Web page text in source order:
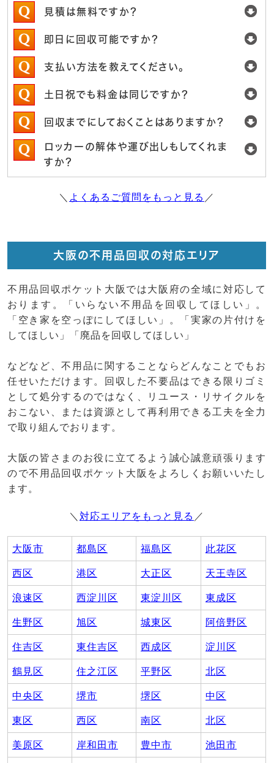
見積は無料ですか？
即日に回収可能ですか？
支払い方法を教えてください。
土日祝でも料金は同じですか？
回収までにしておくことはありますか？
ロッカーの解体や運び出しもしてくれま
すか？
＼ よくあるご質問をもっと見る ／
大阪の不用品回収の対応エリア
不用品回収ポケット大阪では大阪府の全域に対応して
おります。「いらない不用品を回収してほしい」。
「空き家を空っぽにしてほしい」。「実家の片付けを
してほしい」「廃品を回収してほしい」
などなど、不用品に関することならどんなことでもお
任せいただけます。回収した不要品はできる限りゴミ
として処分するのではなく、リユース・リサイクルを
おこない、または資源として再利用できる工夫を全力
で取り組んでおります。
大阪の皆さまのお役に立てるよう誠心誠意頑張ります
ので不用品回収ポケット大阪をよろしくお願いいたし
ます。
＼ 対応エリアをもっと見る ／
大阪市 都島区 福島区 此花区
西区 港区 大正区 天王寺区
浪速区 西淀川区 東淀川区 東成区
生野区 旭区 城東区 阿倍野区
住吉区 東住吉区 西成区 淀川区
鶴見区 住之江区 平野区 北区
中央区 堺市 堺区 中区
東区 西区 南区 北区
美原区 岸和田市 豊中市 池田市